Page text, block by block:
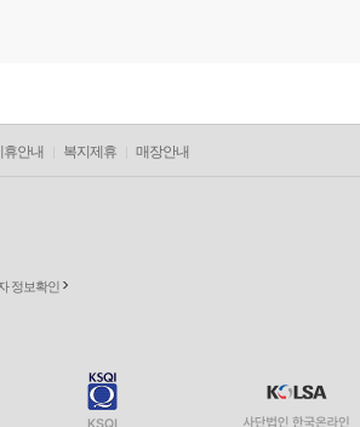
휴안내 복지제휴 매장안내
정보확인